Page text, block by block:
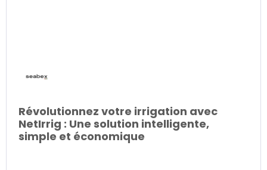
Révolutionnez votre irrigation avec
NetIrrig : Une solution intelligente,
simple et économique